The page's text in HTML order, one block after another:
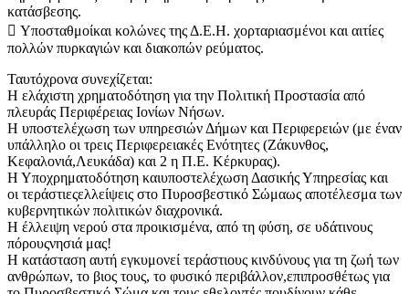
κατάσβεσης.
 Υποσταθμοίκαι κολώνες της Δ.Ε.Η. χορταριασμένοι και αιτίες
πολλών πυρκαγιών και διακοπών ρεύματος.
Ταυτόχρονα συνεχίζεται:
Η ελάχιστη χρηματοδότηση για την Πολιτική Προστασία από
πλευράς Περιφέρειας Ιονίων Νήσων.
Η υποστελέχωση των υπηρεσιών Δήμων και Περιφερειών (με έναν
υπάλληλο οι τρεις Περιφερειακές Ενότητες (Ζάκυνθος,
Κεφαλονιά,Λευκάδα) και 2 η Π.Ε. Κέρκυρας).
Η Υποχρηματοδότηση καιυποστελέχωση Δασικής Υπηρεσίας και
οι τεράστιεςελλείψεις στο Πυροσβεστικό Σώμαως αποτέλεσμα των
κυβερνητικών πολιτικών διαχρονικά.
Η έλλειψη νερού στα προικισμένα, από τη φύση, σε υδάτινους
πόρουςνησιά μας!
Η κατάσταση αυτή εγκυμονεί τεράστιους κινδύνους για τη ζωή των
ανθρώπων, το βιος τους, το φυσικό περιβάλλον,επιπροσθέτως για